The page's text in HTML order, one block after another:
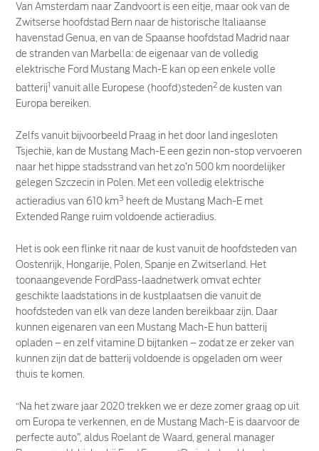
Van Amsterdam naar Zandvoort is een eitje, maar ook van de
Zwitserse hoofdstad Bern naar de historische Italiaanse
havenstad Genua, en van de Spaanse hoofdstad Madrid naar
de stranden van Marbella: de eigenaar van de volledig
elektrische Ford Mustang Mach-E kan op een enkele volle
batterij1 vanuit alle Europese (hoofd)steden2 de kusten van
Europa bereiken.
Zelfs vanuit bijvoorbeeld Praag in het door land ingesloten
Tsjechië, kan de Mustang Mach-E een gezin non-stop vervoeren
naar het hippe stadsstrand van het zo’n 500 km noordelijker
gelegen Szczecin in Polen. Met een volledig elektrische
actieradius van 610 km3 heeft de Mustang Mach-E met
Extended Range ruim voldoende actieradius.
Het is ook een flinke rit naar de kust vanuit de hoofdsteden van
Oostenrijk, Hongarije, Polen, Spanje en Zwitserland. Het
toonaangevende FordPass-laadnetwerk omvat echter
geschikte laadstations in de kustplaatsen die vanuit de
hoofdsteden van elk van deze landen bereikbaar zijn. Daar
kunnen eigenaren van een Mustang Mach-E hun batterij
opladen – en zelf vitamine D bijtanken – zodat ze er zeker van
kunnen zijn dat de batterij voldoende is opgeladen om weer
thuis te komen.
“Na het zware jaar 2020 trekken we er deze zomer graag op uit
om Europa te verkennen, en de Mustang Mach-E is daarvoor de
perfecte auto”, aldus Roelant de Waard, general manager